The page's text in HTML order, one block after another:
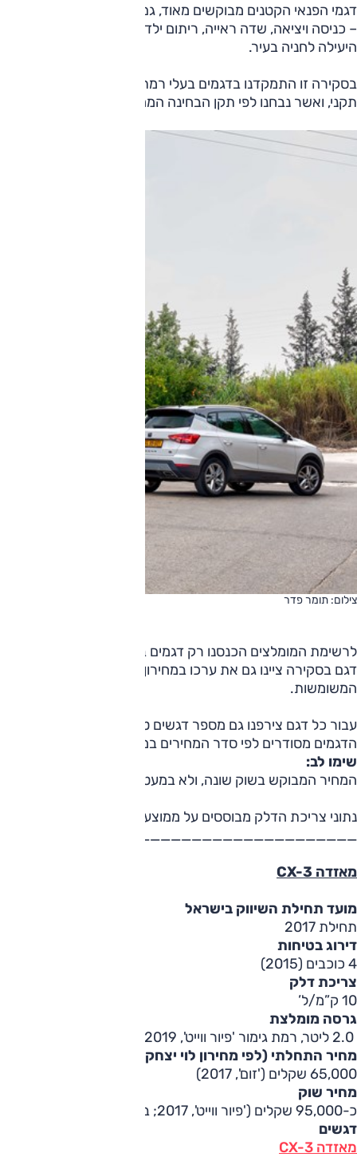
דגמי הפנאי הקטנים מבוקשים מאוד, גם כחדשים וגם
– כניסה ויציאה, שדה ראייה, ריתום ילדים, הרחבת מעטפת
היעילה לחניה בעיר.
בסקירה זו התמקדנו בדגמים בעלי רמת בטיחות גבוהה, תוך
תקני, ואשר נבחנו לפי תקן הבחינה המחמיר יותר של יורו NCAP מתחילת 2015.
צילום: תומר פדר
לרשימת המומלצים הכנסנו רק דגמים בעלי מידת תפוצה
דגם בסקירה ציינו גם את ערכו במחירון לוי יצחק (המקובל על
המשומשות.
עבור כל דגם צירפנו גם מספר דגשים טכניים ספציפיים, שכדאי
הדגמים מסודרים לפי סדר המחירים במחירון של לוי יצחק,
שימו לב:
המחיר המבוקש בשוק שונה, ולא במעט, מזה המופיע במחירון.
נתוני צריכת הדלק מבוססים על ממוצע נתוני הצריכה כפי
מאזדה CX-3
מועד תחילת השיווק בישראל
תחילת 2017
דירוג בטיחות
4 כוכבים (2015)
צריכת דלק
10 ק”מ/ל’
גרסה מומלצת
מחיר התחלתי (לפי מחירון לוי יצחק)
65,000 שקלים ('זום', 2017)
מחיר שוק
כ-95,000 שקלים ('פיור ווייט', 2017; במחירון – 68,000 שקלים)
דגשים
מאזדה CX-3